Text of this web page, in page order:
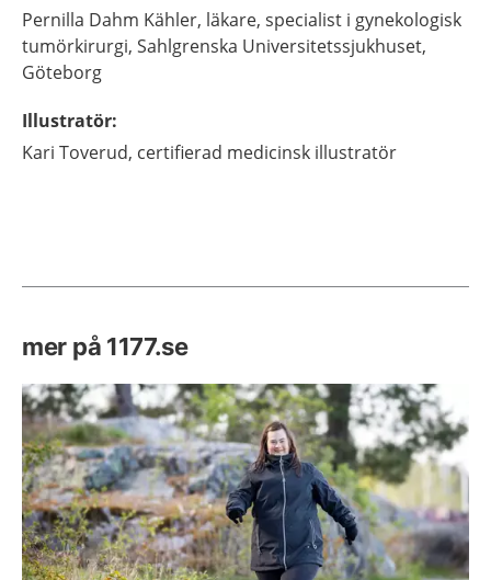
Pernilla Dahm Kähler, läkare, specialist i gynekologisk
tumörkirurgi, Sahlgrenska Universitetssjukhuset,
Göteborg
Illustratör:
Kari Toverud, certifierad medicinsk illustratör
mer på 1177.se